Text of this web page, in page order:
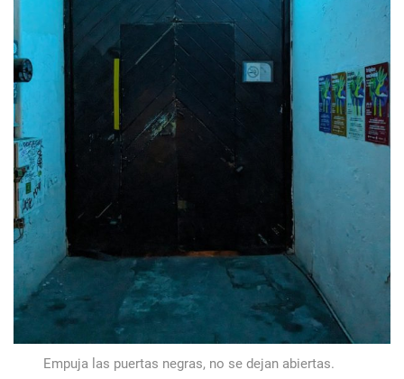
Empuja las puertas negras, no se dejan abiertas.